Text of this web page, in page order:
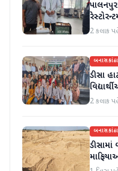
2 કલાક
બનાસકાંઠા
ડીસા
2 કલાક
બનાસકાંઠા